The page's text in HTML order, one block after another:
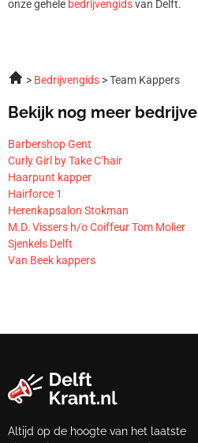
onze gehele bedrijvengidsvan Delft.
Bedrijvengids Team Kappers
Bekijk nog meer
Barbershop Gent
Curly Girl by Take C’hair
Haarpunt kapper
Hairforce 1
Herenkapsalon Stokman
M.D. Vissers h/o Coiffeur Tom Molier
Sjenkels Delft
Van Beek kappers
Altijd op de hoogte van het laatste